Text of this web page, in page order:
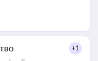
+1